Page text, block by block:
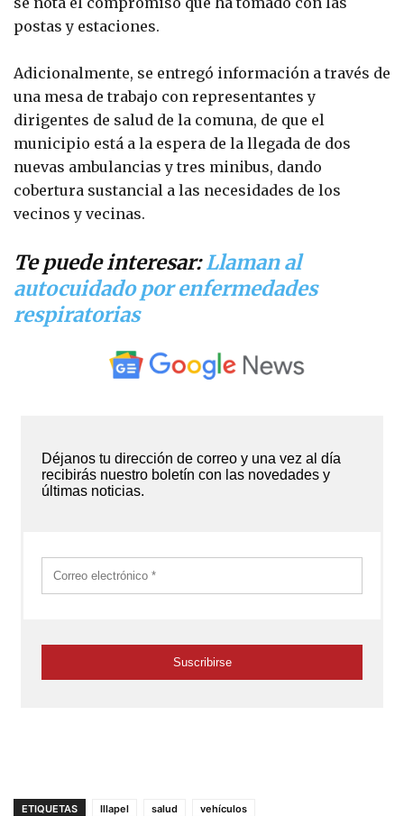
postas y estaciones.
Adicionalmente, se entregó información a través de
una mesa de trabajo con representantes y
dirigentes de salud de la comuna, de que el
municipio está a la espera de la llegada de dos
nuevas ambulancias y tres minibus, dando
cobertura sustancial a las necesidades de los
vecinos y vecinas.
Te puede interesar:Llaman al
autocuidado por enfermedades
respiratorias
ETIQUETAS Illapel salud vehículos